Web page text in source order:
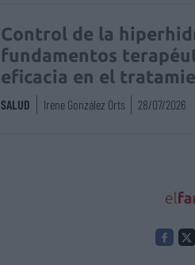
Control de la
fundamentos
eficacia en el
SALUD Irene González Orts 28/07/2026